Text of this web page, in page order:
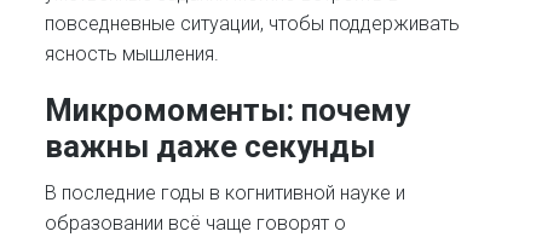
повседневные ситуации, чтобы поддерживать
ясность мышления.
Микромоменты: почему
важны даже секунды
В последние годы в когнитивной науке и
образовании всё чаще говорят о